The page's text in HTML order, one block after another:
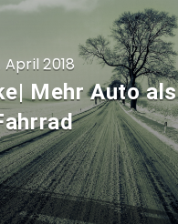
April 2018
Mehr Auto als